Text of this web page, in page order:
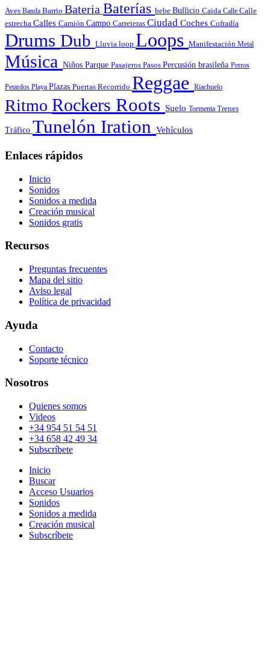
Aves Banda Barrio Bateria Baterías bebe Bullicio Caida Calle Calle
estrecha Calles Camión Campo Carreteras Ciudad Coches Cofradía
Drums Dub Lluvia loop Loops Manifestación Metal
Música Niños Parque Pasajeros Pasos Percusión brasileña Perros
Petardos Playa Plazas Puertas Recorrido Reggae Riachuelo
Ritmo Rockers Roots Suelo Tormenta Trenes
Tráfico Tunelón Iration Vehículos
Enlaces rápidos
Inicio
Sonidos
Sonidos a medida
Creación musical
Sonidos gratis
Recursos
Preguntas frecuentes
Mapa del sitio
Aviso legal
Política de privacidad
Ayuda
Contacto
Soporte técnico
Nosotros
Quienes somos
Videos
+34 954 51 54 51
+34 658 42 49 34
Subscríbete
Inicio
Buscar
Acceso Usuarios
Sonidos
Sonidos a medida
Creación musical
Subscríbete